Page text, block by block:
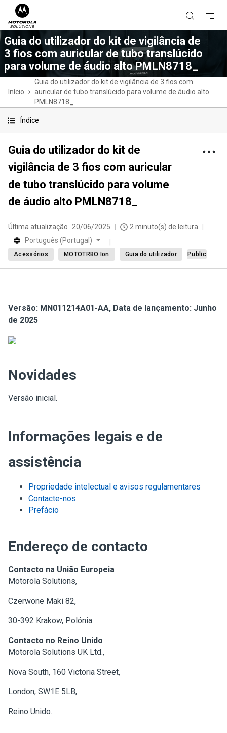
Guia do utilizador do kit de vigilância de
3 fios com auricular de tubo translúcido
para volume de áudio alto PMLN8718_
Início
Guia do utilizador do kit de vigilância de 3 fios com
auricular de tubo translúcido para volume de áudio alto
PMLN8718_
Índice
Guia do utilizador do kit de
vigilância de 3 fios com auricular
de tubo translúcido para volume
de áudio alto PMLN8718_
Última atualização 20/06/2025
2 minuto(s) de leitura
Português (Portugal)
Acessórios MOTOTRBO Ion Guia do utilizador Public
Versão: MN011214A01-AA, Data de lançamento: Junho
de 2025
Novidades
Versão inicial.
Informações legais e de
assistência
Propriedade intelectual e avisos regulamentares
Contacte-nos
Prefácio
Endereço de contacto
Contacto na União Europeia
Motorola Solutions,
Czerwone Maki 82,
30-392 Krakow, Polónia.
Contacto no Reino Unido
Motorola Solutions UK Ltd.,
Nova South, 160 Victoria Street,
London, SW1E 5LB,
Reino Unido.